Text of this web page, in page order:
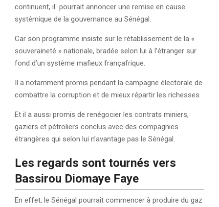
continuent, il pourrait annoncer une remise en cause
systémique de la gouvernance au Sénégal.
Car son programme insiste sur le rétablissement de la «
souveraineté » nationale, bradée selon lui à l’étranger sur
fond d’un système mafieux françafrique.
Il a notamment promis pendant la campagne électorale de
combattre la corruption et de mieux répartir les richesses.
Et il a aussi promis de renégocier les contrats miniers,
gaziers et pétroliers conclus avec des compagnies
étrangères qui selon lui n’avantage pas le Sénégal.
Les regards sont tournés vers
Bassirou Diomaye Faye
En effet, le Sénégal pourrait commencer à produire du gaz